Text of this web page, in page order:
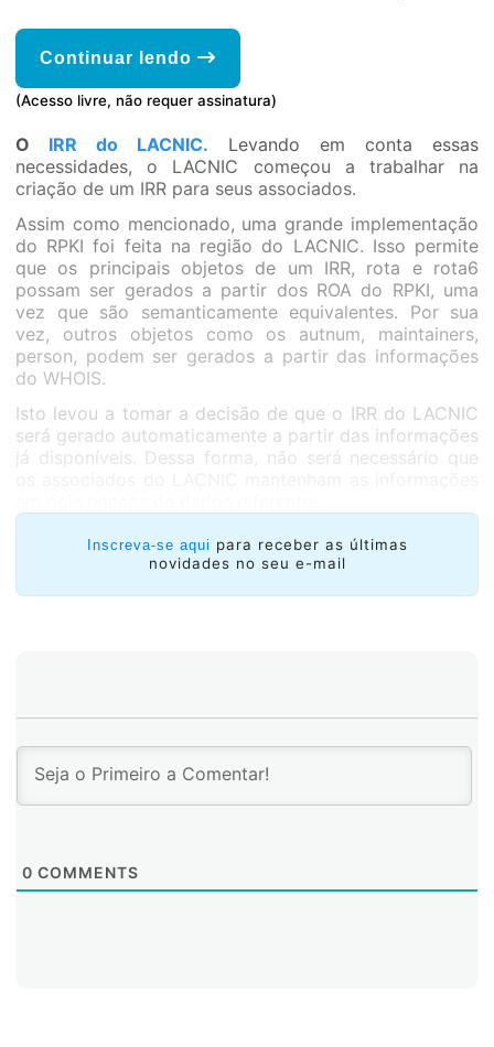
Continuar lendo
(Acesso livre, não requer assinatura)
O IRR do LACNIC. Levando em conta essas
necessidades, o LACNIC começou a trabalhar na
criação de um IRR para seus associados.
Assim como mencionado, uma grande implementação
do RPKI foi feita na região do LACNIC. Isso permite
que os principais objetos de um IRR, rota e rota6
possam ser gerados a partir dos ROA do RPKI, uma
vez que são semanticamente equivalentes. Por sua
vez, outros objetos como os autnum, maintainers,
person, podem ser gerados a partir das informações
do WHOIS.
Isto levou a tomar a decisão de que o IRR do LACNIC
será gerado automaticamente a partir das informações
já disponíveis. Dessa forma, não será necessário que
Inscreva-se aqui para receber as últimas
novidades no seu e-mail
0 COMMENTS